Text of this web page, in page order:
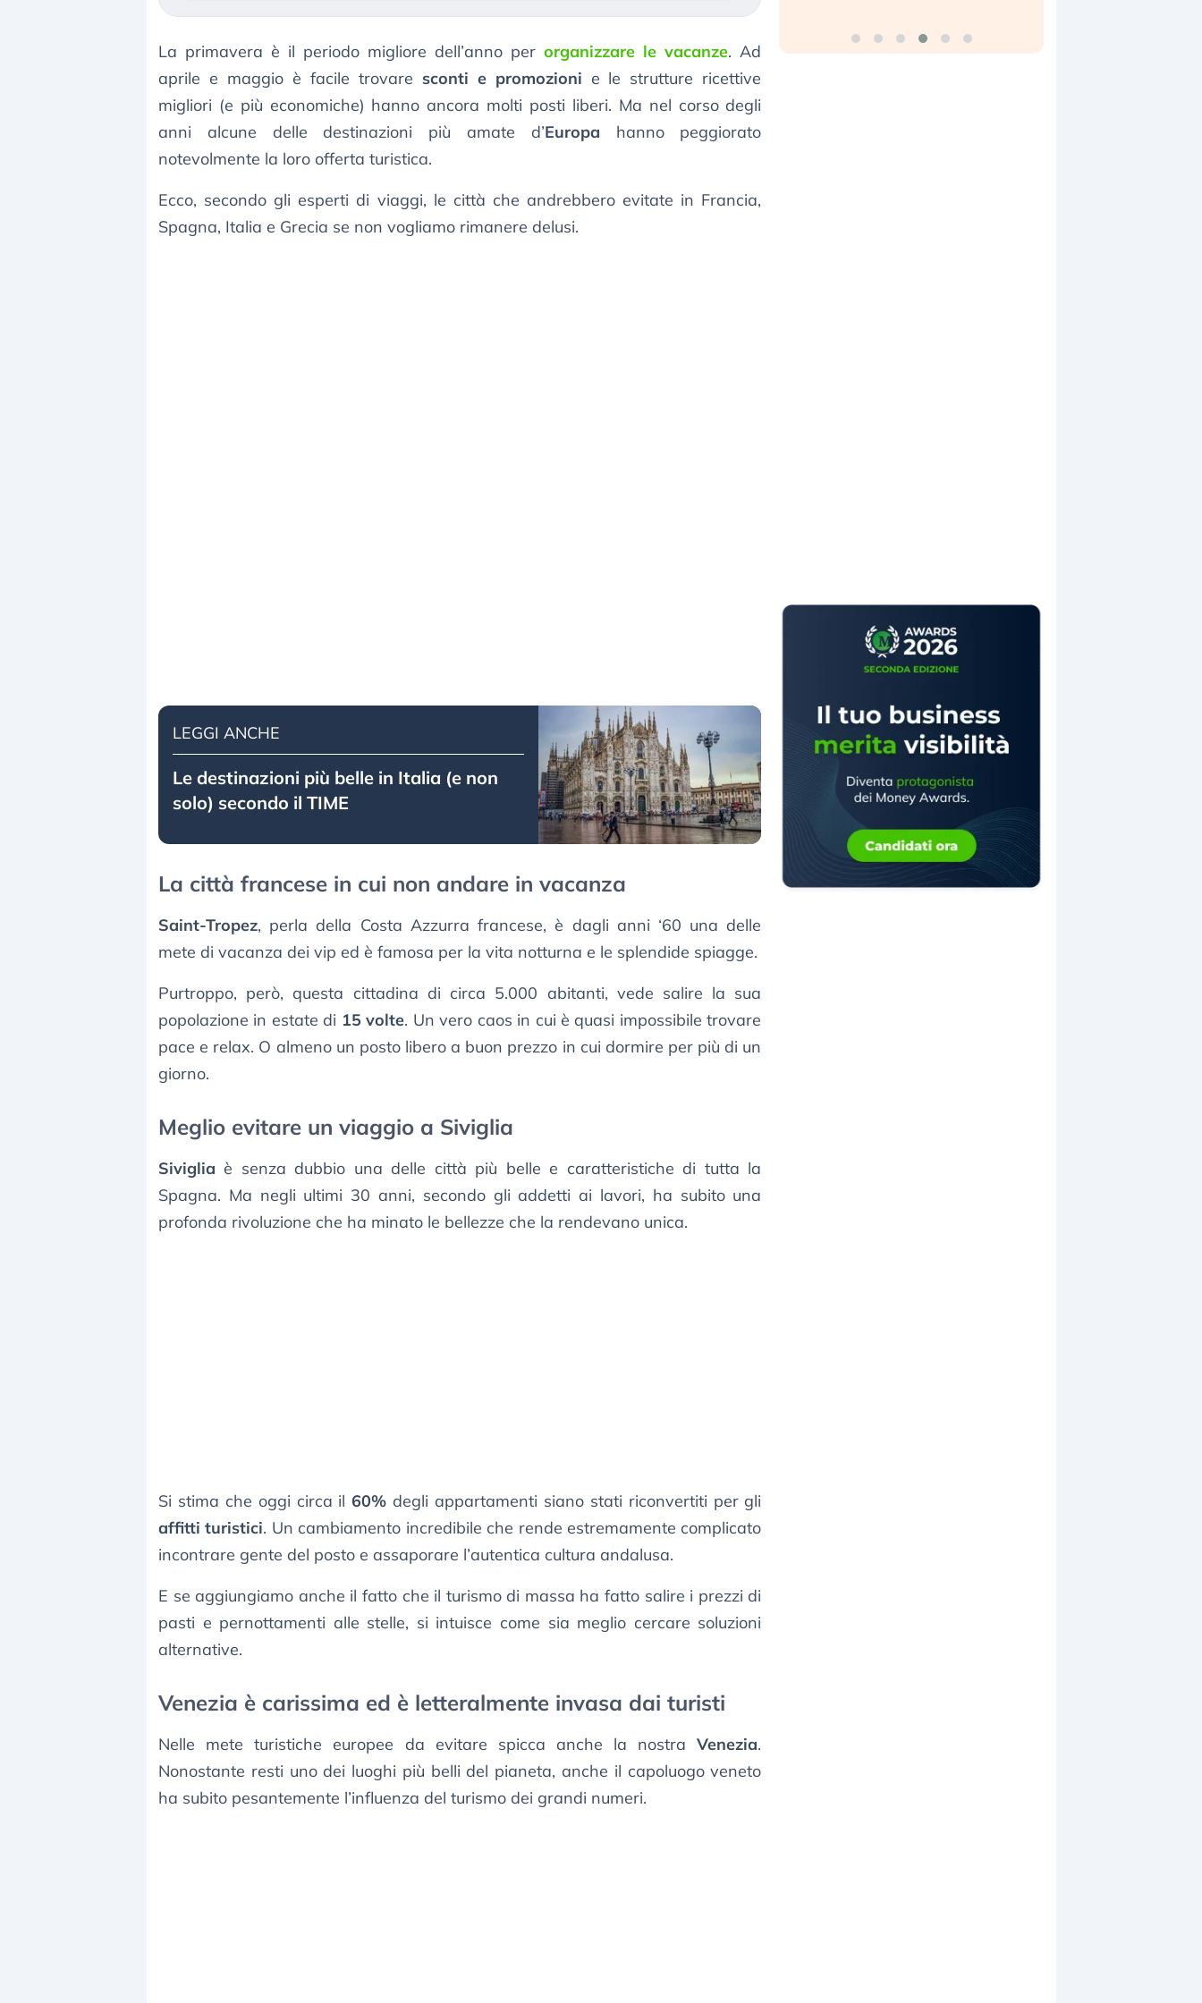
La primavera è il periodo migliore dell’anno perorganizzare le vacanze. Ad
aprile e maggio è facile trovare sconti e promozioni e le strutture ricettive
migliori (e più economiche) hanno ancora molti posti liberi. Ma nel corso degli
anni alcune delle destinazioni più amate d’Europa hanno peggiorato
notevolmente la loro offerta turistica.
Ecco, secondo gli esperti di viaggi, le città che andrebbero evitate in Francia,
Spagna, Italia e Grecia se non vogliamo rimanere delusi.
LEGGI ANCHE
Le destinazioni più belle in Italia (e non
solo) secondo il TIME
La città francese in cui non andare in vacanza
Saint-Tropez, perla della Costa Azzurra francese, è dagli anni ‘60 una delle
mete di vacanza dei vip ed è famosa per la vita notturna e le splendide spiagge.
Purtroppo, però, questa cittadina di circa 5.000 abitanti, vede salire la sua
popolazione in estate di 15 volte. Un vero caos in cui è quasi impossibile trovare
pace e relax. O almeno un posto libero a buon prezzo in cui dormire per più di un
giorno.
Meglio evitare un viaggio a Siviglia
Siviglia è senza dubbio una delle città più belle e caratteristiche di tutta la
Spagna. Ma negli ultimi 30 anni, secondo gli addetti ai lavori, ha subito una
profonda rivoluzione che ha minato le bellezze che la rendevano unica.
Si stima che oggi circa il60% degli appartamenti siano stati riconvertiti per gli
affitti turistici. Un cambiamento incredibile che rende estremamente complicato
incontrare gente del posto e assaporare l’autentica cultura andalusa.
E se aggiungiamo anche il fatto che il turismo di massa ha fatto salire i prezzi di
pasti e pernottamenti alle stelle, si intuisce come sia meglio cercare soluzioni
alternative.
Venezia è carissima ed è letteralmente invasa dai turisti
Nelle mete turistiche europee da evitare spicca anche la nostraVenezia.
Nonostante resti uno dei luoghi più belli del pianeta, anche il capoluogo veneto
ha subito pesantemente l’influenza del turismo dei grandi numeri.